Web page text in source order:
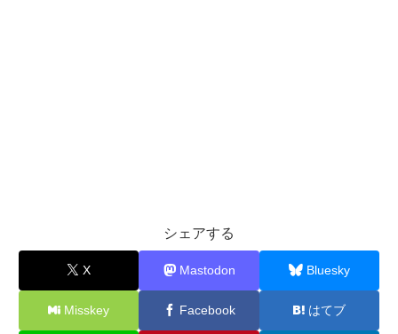
シェアする
X Mastodon Bluesky
Misskey Facebook はてブ